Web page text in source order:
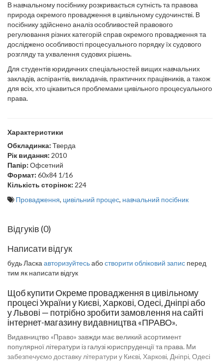
В навчальному посібнику розкривається сутність та правова
природа окремого провадження в цивільному судочинстві. В
посібнику здійснено аналіз особливостей правового
регулювання різних категорій справ окремого провадження та
досліджено особливості процесуального порядку їх судового
розгляду та ухвалення судових рішень.
Для студентів юридичних спеціальностей вищих навчальних
закладів, аспірантів, викладачів, практичних працівників, а також
для всіх, хто цікавиться проблемами цивільного процесуального
права.
Характеристики
Обкладинка:Тверда
Рік видання: 2010
Папір:Офсетний
Формат:60х84 1/16
Кількість сторінок: 224
Провадження, цивільний процес, навчальний посібник
Відгуків (0)
Написати відгук
будь Ласка авторизуйтесьабостворити обліковий запис перед
тим як написати відгук
Щоб купити Окреме провадження в цивільному
процесі України у Києві, Харкові, Одесі, Дніпрі або
у Львові — потрібно зробити замовлення на сайті
інтернет-магазину видавництва «ПРАВО».
Видавництво «Право» завжди має великий асортимент
популярної літератури із галузі юриспруденції та права. Ми
забезпечуємо доставку літератури у Києві, Харкові, Дніпрі, Одесі